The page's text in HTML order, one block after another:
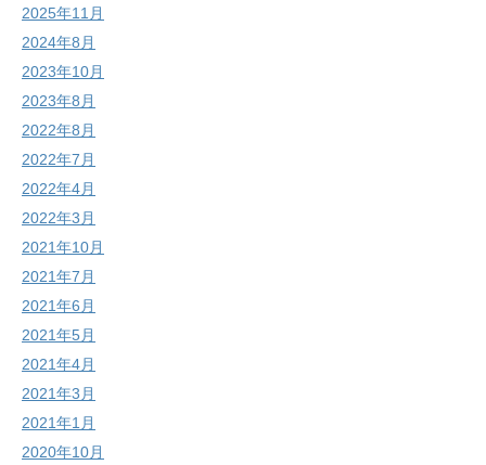
2025年11月
2024年8月
2023年10月
2023年8月
2022年8月
2022年7月
2022年4月
2022年3月
2021年10月
2021年7月
2021年6月
2021年5月
2021年4月
2021年3月
2021年1月
2020年10月